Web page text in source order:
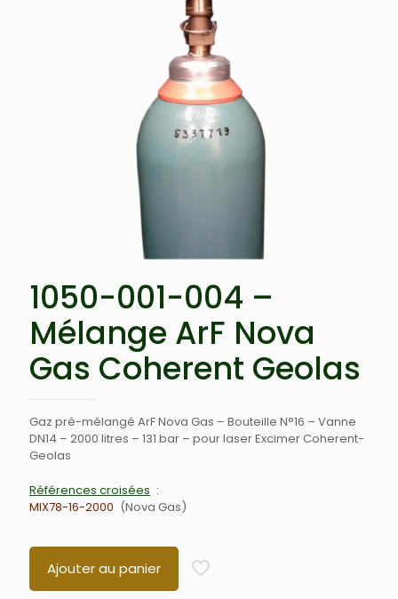
1050-001-004 –
Mélange ArF Nova
Gas Coherent Geolas
Gaz pré-mélangé ArF Nova Gas – Bouteille N°16 – Vanne
DN14 – 2000 litres – 131 bar – pour laser Excimer Coherent-
Geolas
Références croisées
MIX78-16-2000
Nova Gas
Ajouter au panier